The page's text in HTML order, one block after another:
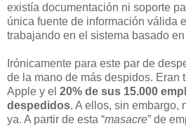
existía documentación ni soporte
única fuente de información válida
trabajando en el sistema basado
Irónicamente para este par de
de la mano de más despidos. Eran
Apple y el 20% de sus 15.000
despedidos. A ellos, sin embargo,
ya. A partir de esta “masacre” de